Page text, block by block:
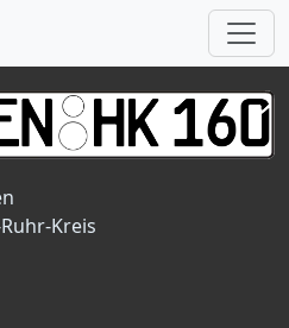
Kreis